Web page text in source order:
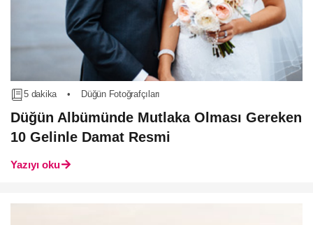
5 dakika • Düğün Fotoğrafçıları
Düğün Albümünde Mutlaka Olması Gereken
10 Gelinle Damat Resmi
Yazıyı oku